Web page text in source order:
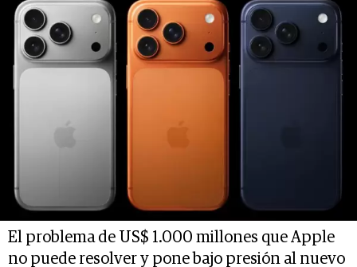
El problema de US$ 1.000 millones que Apple
no puede resolver y pone bajo presión al nuevo